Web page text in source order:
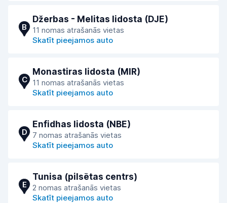
B
Džerbas - Melitas lidosta (DJE)
11 nomas atrašanās vietas
Skatīt pieejamos auto
C
Monastiras lidosta (MIR)
11 nomas atrašanās vietas
Skatīt pieejamos auto
D
Enfidhas lidosta (NBE)
7 nomas atrašanās vietas
Skatīt pieejamos auto
E
Tunisa (pilsētas centrs)
2 nomas atrašanās vietas
Skatīt pieejamos auto